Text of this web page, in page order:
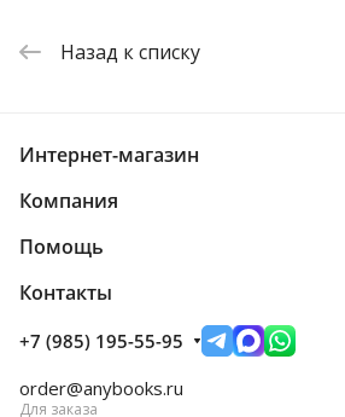
Назад к списку
Интернет-магазин
Компания
Помощь
Контакты
+7 (985) 195-55-95
order@anybooks.ru
Для заказа